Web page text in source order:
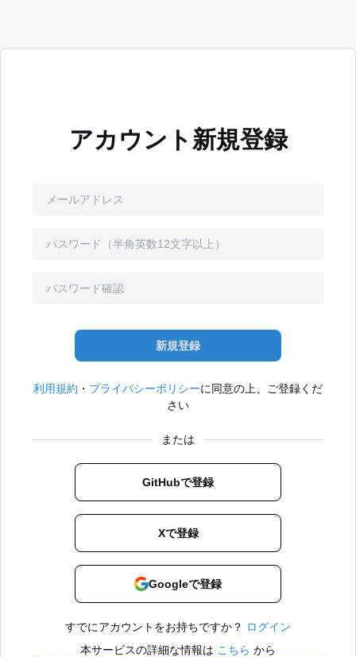
アカウント新規登録
新規登録
利用規約 ・ プライバシーポリシーに同意の上、ご登録くだ
さい
または
GitHubで登録
Xで登録
Googleで登録
すでにアカウントをお持ちですか？ ログイン
本サービスの詳細な情報は こちら から